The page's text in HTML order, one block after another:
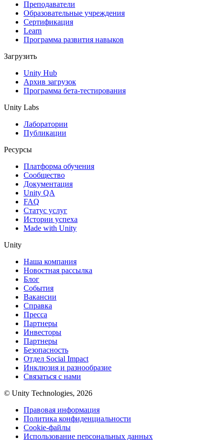
XR-игры
Запускайте XR-игры на разных платформах
Упрощенное создание многопользовательских игр
Преподаватели
Образовательные учреждения
Сертификация
Learn
Программа развития навыков
Загрузить
Unity Hub
Архив загрузок
Программа бета-тестирования
Unity Labs
Лаборатории
Публикации
Ресурсы
Платформа обучения
Сообщество
Документация
Unity QA
FAQ
Статус услуг
Истории успеха
Made with Unity
Unity
Наша компания
Новостная рассылка
Блог
События
Вакансии
Справка
Пресса
Партнеры
Инвесторы
Партнеры
Безопасность
Отдел Social Impact
Инклюзия и разнообразие
Связаться с нами
© Unity Technologies, 2026
Правовая информация
Политика конфиденциальности
Cookie-файлы
Использование персональных данных